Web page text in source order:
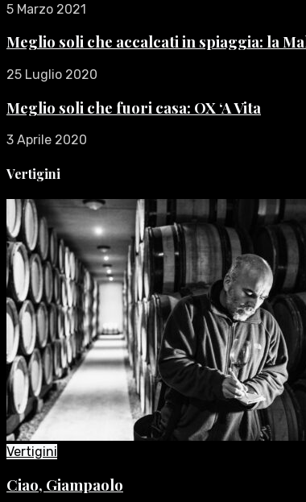
5 Marzo 2021
Meglio soli che accalcati in spiaggia: la
25 Luglio 2020
Meglio soli che fuori casa: OX ‘A Vita
3 Aprile 2020
Vertigini
Vertigini
Ciao, Giampaolo